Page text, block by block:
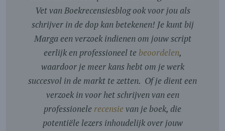
Vet van Boekrecensiesblog ook voor jou als
schrijver in de dop kan betekenen! Je kunt bij
Marga een verzoek indienen om jouw script
eerlijk en professioneel te beoordelen,
waardoor je meer kans hebt om je werk
succesvol in de markt te zetten. Of je dient een
verzoek in voor het schrijven van een
professionele recensievan je boek, die
potentiële lezers inhoudelijk over jouw